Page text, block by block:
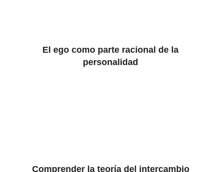
El ego como parte racional de la
personalidad
Comprender la teoría del intercambio